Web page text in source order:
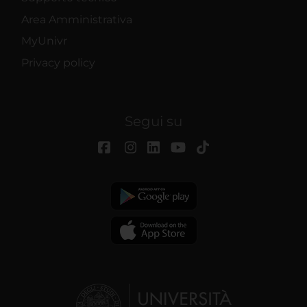
Area Amministrativa
MyUnivr
Privacy policy
Segui su